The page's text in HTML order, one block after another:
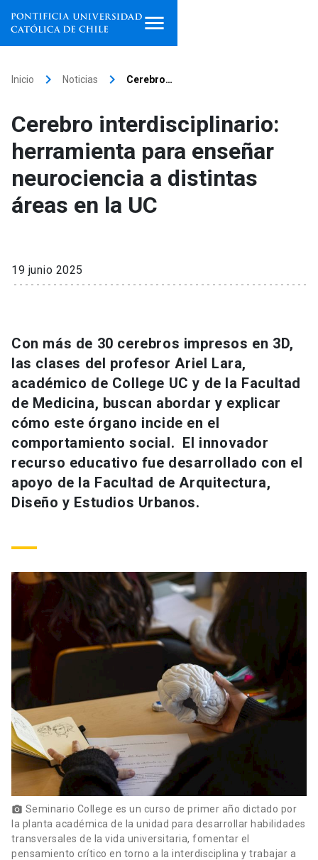
Facultades, escuelas e
institutos
Investigación
Información para keyboard_arrow_down
Futuros estudiantes
Académicos
Personal
Padres y familia
Vecinos
Go to english site launch
ACCESOS DIRECTOS
Admisión launch
Mi Cuenta UC
Biblioteca launch
Donaciones launch
Inicio keyboard_arrow_right Noticias keyboard_arrow_right Cerebro…
Cerebro interdisciplinario:
herramienta para enseñar
neurociencia a distintas
áreas en la UC
19 junio 2025
Con más de 30 cerebros impresos en 3D,
las clases del profesor Ariel Lara,
académico de College UC y de la Facultad
de Medicina, buscan abordar y explicar
cómo este órgano incide en el
comportamiento social. El innovador
recurso educativo fue desarrollado con el
apoyo de la Facultad de Arquitectura,
Diseño y Estudios Urbanos.
photo_camera Seminario College es un curso de primer año dictado por
la planta académica de la unidad para desarrollar habilidades
transversales de la vida universitaria, fomentar el
pensamiento crítico en torno a la interdisciplina y trabajar a